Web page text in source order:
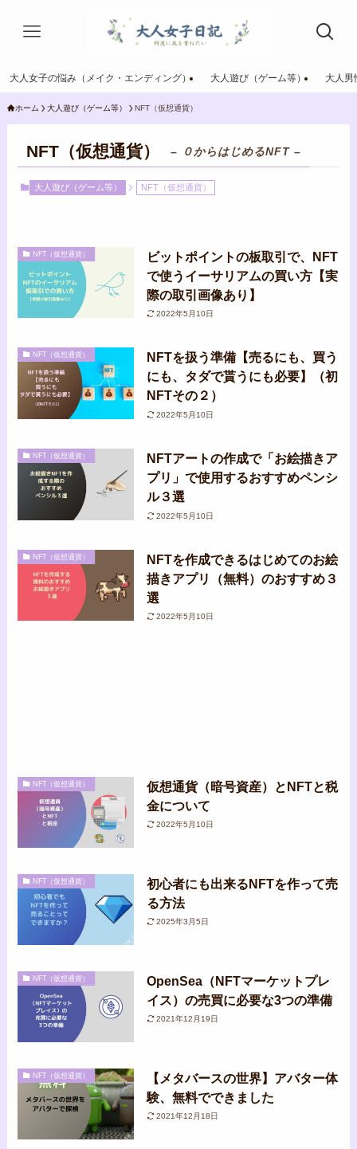
大人女子の悩み（メイク・エンディング） 大人遊び（ゲーム等） 大人男
ホーム 大人遊び（ゲーム等） NFT（仮想通貨）
NFT（仮想通貨） – ０からはじめるNFT –
大人遊び（ゲーム等） NFT（仮想通貨）
NFT（仮想通貨）
ビットポイントの板取引で、NFT
で使うイーサリアムの買い方【実
際の取引画像あり】
2022年5月10日
NFT（仮想通貨）
NFTを扱う準備【売るにも、買う
にも、タダで貰うにも必要】（初
NFTその２）
2022年5月10日
NFT（仮想通貨）
NFTアートの作成で「お絵描きア
プリ」で使用するおすすめペンシ
ル３選
2022年5月10日
NFT（仮想通貨）
NFTを作成できるはじめてのお絵
描きアプリ（無料）のおすすめ３
選
2022年5月10日
NFT（仮想通貨）
仮想通貨（暗号資産）とNFTと税
金について
2022年5月10日
NFT（仮想通貨）
初心者にも出来るNFTを作って売
る方法
2025年3月5日
NFT（仮想通貨）
OpenSea（NFTマーケットプレ
イス）の売買に必要な3つの準備
2021年12月19日
NFT（仮想通貨）
【メタバースの世界】アバター体
験、無料でできました
2021年12月18日